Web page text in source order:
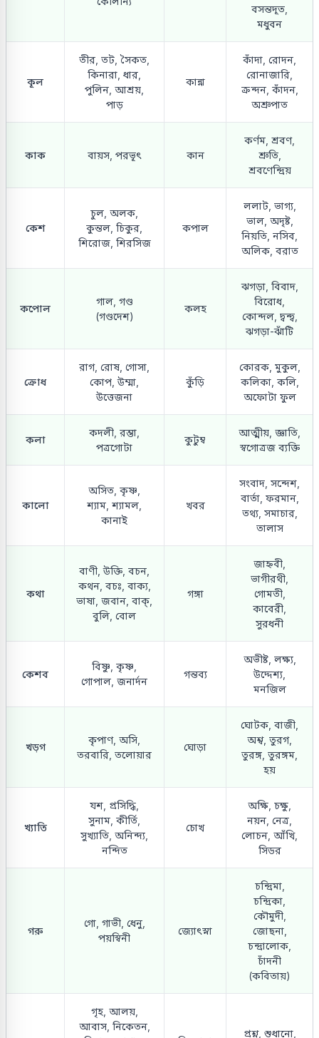
বসন্তদূত,
মধুবন
কূল
তীর, তট, সৈকত,
কিনারা, ধার,
পুলিন, আশ্রয়,
পাড়
কান্না
কাঁদা, রোদন,
রোনাজারি,
ক্রন্দন, কাঁদন,
অশ্রুপাত
কাক বায়স, পরভূৎ কান
কর্ণম, শ্রবণ,
শ্রুতি,
শ্রবণেন্দ্রিয়
কেশ
চুল, অলক,
কুন্তল, চিকুর,
শিরোজ, শিরসিজ
কপাল
ললাট, ভাগ্য,
ভাল, অদৃষ্ট,
নিয়তি, নসিব,
অলিক, বরাত
কপোল
গাল, গণ্ড
(গণ্ডদেশ)
কলহ
ঝগড়া, বিবাদ,
বিরোধ,
কোন্দল, দ্বন্দ্ব,
ঝগড়া-ঝাঁটি
ক্রোধ
রাগ, রোষ, গোসা,
কোপ, উম্মা,
উত্তেজনা
কুঁড়ি
কোরক, মুকুল,
কলিকা, কলি,
অফোটা ফুল
কলা
কদলী, রম্ভা,
পত্রগোটা
কুটুম্ব
আত্মীয়, জ্ঞাতি,
স্বগোত্রজ ব্যক্তি
কালো
অসিত, কৃষ্ণ,
শ্যাম, শ্যামল,
কানাই
খবর
সংবাদ, সন্দেশ,
বার্তা, ফরমান,
তথ্য, সমাচার,
তালাস
কথা
বাণী, উক্তি, বচন,
কথন, বচঃ, বাক্য,
ভাষা, জবান, বাক্,
বুলি, বোল
গঙ্গা
জাহ্নবী,
ভাগীরথী,
গোমতী,
কাবেরী,
সুরধনী
কেশব
বিষ্ণু, কৃষ্ণ,
গোপাল, জনার্দন
গন্তব্য
অভীষ্ট, লক্ষ্য,
উদ্দেশ্য,
মনজিল
খড়গ
কৃপাণ, অসি,
তরবারি, তলোয়ার
ঘোড়া
ঘোটক, বাজী,
অশ্ব, তুরগ,
তুরঙ্গ, তুরঙ্গম,
হয়
খ্যাতি
যশ, প্রসিদ্ধি,
সুনাম, কীর্তি,
সুখ্যাতি, অনিন্দ্য,
নন্দিত
চোখ
অক্ষি, চক্ষু,
নয়ন, নেত্র,
লোচন, আঁখি,
সিডর
গরু
গো, গাভী, ধেনু,
পয়স্বিনী
জ্যোৎস্না
চন্দ্রিমা,
চন্দ্রিকা,
কৌমুদী,
জোছনা,
চন্দ্রালোক,
চাঁদনী
(কবিতায়)
গৃহ, আলয়,
আবাস, নিকেতন,
প্রশ্ন, শুধানো,